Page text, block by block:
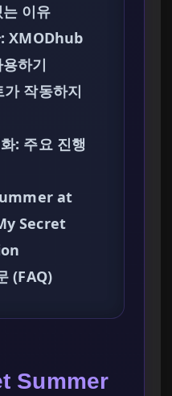
이유
XMODhub
하기
작동하지
: 주요 진행
at
Secret
(FAQ)
Summer